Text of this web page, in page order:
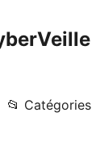
📂 Catégories